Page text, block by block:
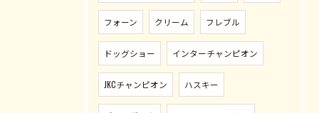
フォーン クリーム フレブル
ドッグショー インターチャンピオン
JKCチャンピオン ハスキー